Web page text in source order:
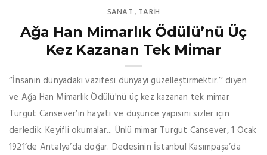
SANAT , TARİH
Ağa Han Mimarlık Ödülü’nü Üç
Kez Kazanan Tek Mimar
‘’İnsanın dünyadaki vazifesi dünyayı güzelleştirmektir.’’ diyen
ve Ağa Han Mimarlık Ödülü'nü üç kez kazanan tek mimar
Turgut Cansever’in hayatı ve düşünce yapısını sizler için
derledik. Keyifli okumalar... Ünlü mimar Turgut Cansever, 1 Ocak
1921’de Antalya’da doğar. Dedesinin İstanbul Kasımpaşa’da